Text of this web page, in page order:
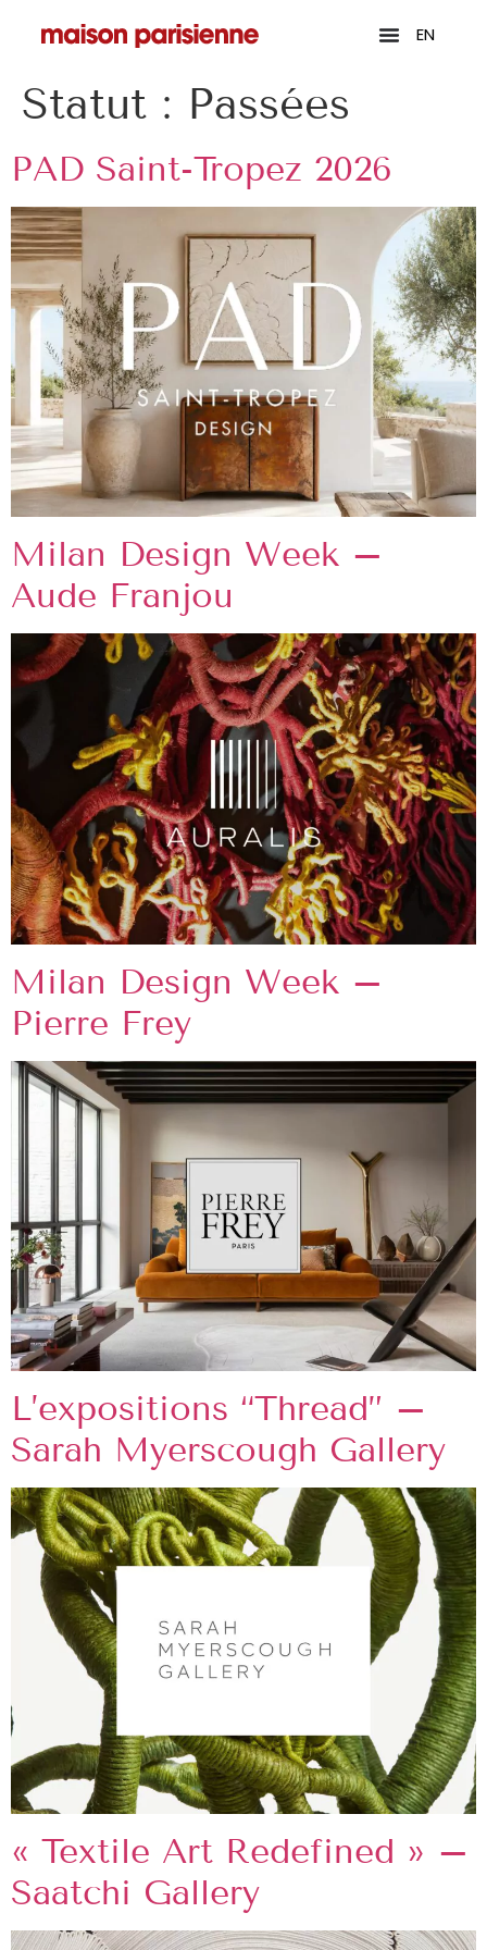
EN
Statut : Passées
PAD Saint-Tropez 2026
Milan Design Week –
Aude Franjou
Milan Design Week –
Pierre Frey
L’expositions “Thread” –
Sarah Myerscough Gallery
« Textile Art Redefined » –
Saatchi Gallery